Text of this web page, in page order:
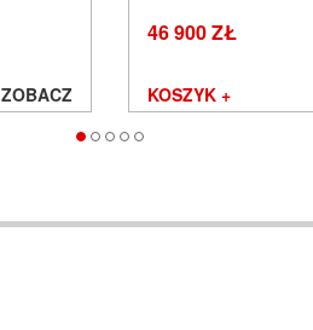
ZOBACZ
46 900 ZŁ
KOSZYK +